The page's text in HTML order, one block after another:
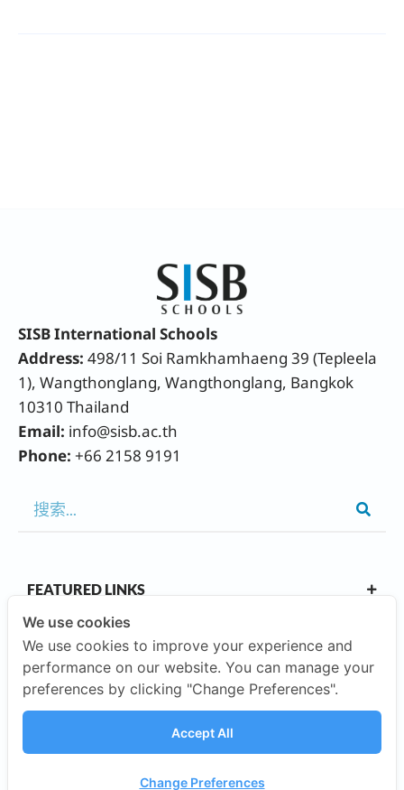
SISB International Schools
Address:498/11 Soi Ramkhamhaeng 39 (Tepleela
1), Wangthonglang, Wangthonglang, Bangkok
10310 Thailand
Email: info@sisb.ac.th
Phone: +66 2158 9191
FEATURED LINKS
OUR CAMPUSES
We use cookies
We use cookies to improve your experience and
performance on our website. You can manage your
preferences by clicking "Change Preferences".
Accept All
Change Preferences